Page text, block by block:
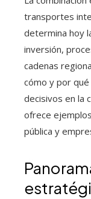
transportes
determina hoy
inversión,
cadenas
cómo y por
decisivos en la
ofrece
pública y